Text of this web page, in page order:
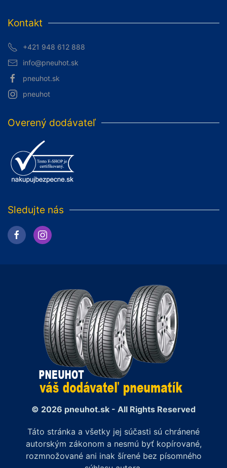
Kontakt
+421 948 612 888
info@pneuhot.sk
pneuhot.sk
pneuhot
Overený dodávateľ
Sledujte nás
© 2026 pneuhot.sk - All Rights Reserved
Táto stránka a všetky jej súčasti sú chránené
autorským zákonom a nesmú byť kopírované,
rozmnožované ani inak šírené bez písomného